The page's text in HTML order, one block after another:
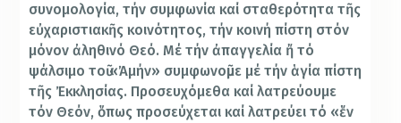
συνομολογία, τήν συμφωνία καί σταθερότητα τῆς
εὐχαριστιακῆς κοινότητος, τήν κοινή πίστη στόν
μόνον ἀληθινό Θεό. Μέ τήν ἀπαγγελία ἤ τό
ψάλσιμο τοῦ «Ἀμήν» συμφωνοῦμε μέ τήν ἁγία πίστη
τῆς Ἐκκλησίας. Προσευχόμεθα καί λατρεύουμε
τόν Θεόν, ὅπως προσεύχεται καί λατρεύει τό «ἕν